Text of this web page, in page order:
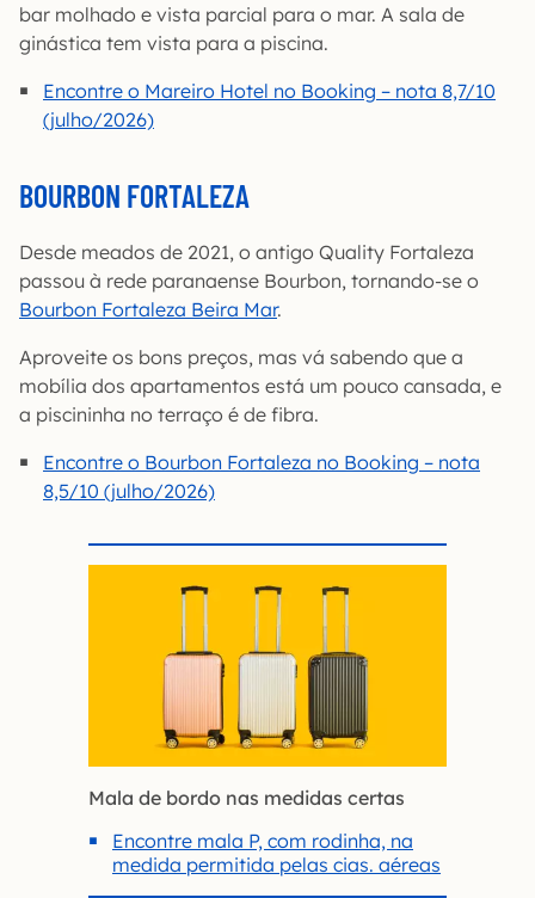
bar molhado e vista parcial para o mar. A sala de
ginástica tem vista para a piscina.
Encontre o Mareiro Hotel no Booking – nota 8,7/10
(julho/2026)
BOURBON FORTALEZA
Desde meados de 2021, o antigo Quality Fortaleza
passou à rede paranaense Bourbon, tornando-se o
Bourbon Fortaleza Beira Mar.
Aproveite os bons preços, mas vá sabendo que a
mobília dos apartamentos está um pouco cansada, e
a piscininha no terraço é de fibra.
Encontre o Bourbon Fortaleza no Booking – nota
8,5/10 (julho/2026)
Mala de bordo nas medidas certas
Encontre mala P, com rodinha, na
medida permitida pelas cias. aéreas